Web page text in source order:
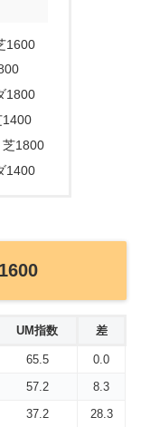
1600
1800
1400
芝1800
1400
UM指数 差
65.5
0.0
57.2
8.3
37.2
28.3